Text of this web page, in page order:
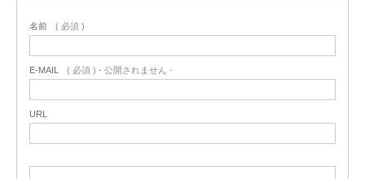
名前 ( 必須 )
E-MAIL ( 必須 ) - 公開されません -
URL